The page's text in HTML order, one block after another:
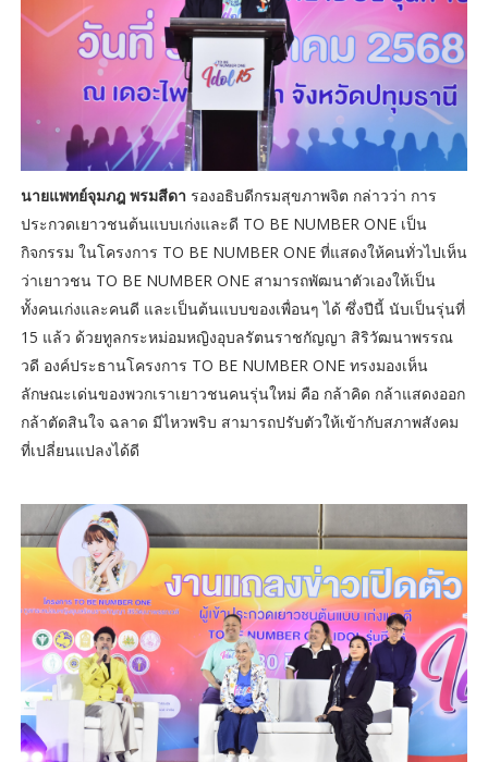
นายแพทย์จุมภฎ พรมสีดา รองอธิบดีกรมสุขภาพจิต กล่าวว่า การ
ประกวดเยาวชนต้นแบบเก่งและดี TO BE NUMBER ONE เป็น
กิจกรรม ในโครงการ TO BE NUMBER ONE ที่แสดงให้คนทั่วไปเห็น
ว่าเยาวชน TO BE NUMBER ONE สามารถพัฒนาตัวเองให้เป็น
ทั้งคนเก่งและคนดี และเป็นต้นแบบของเพื่อนๆ ได้ ซึ่งปีนี้ นับเป็นรุ่นที่
15 แล้ว ด้วยทูลกระหม่อมหญิงอุบลรัตนราชกัญญา สิริวัฒนาพรรณ
วดี องค์ประธานโครงการ TO BE NUMBER ONE ทรงมองเห็น
ลักษณะเด่นของพวกเราเยาวชนคนรุ่นใหม่ คือ กล้าคิด กล้าแสดงออก
กล้าตัดสินใจ ฉลาด มีไหวพริบ สามารถปรับตัวให้เข้ากับสภาพสังคม
ที่เปลี่ยนแปลงได้ดี